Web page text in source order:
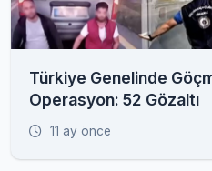
Türkiye Genelinde
Operasyon: 52 Gözaltı
11 ay önce